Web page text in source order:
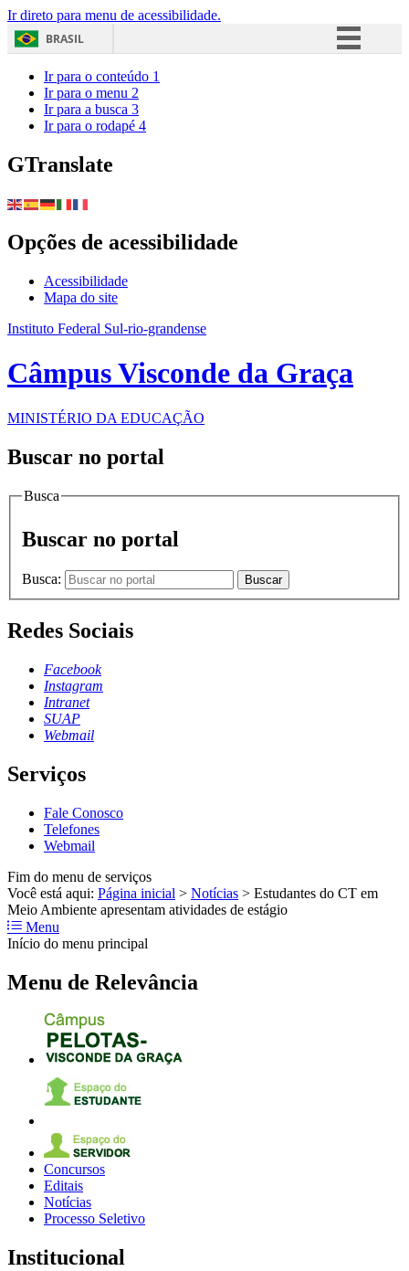
Ir direto para menu de acessibilidade.
BRASIL
Ir para o conteúdo 1
Ir para o menu 2
Ir para a busca 3
Ir para o rodapé 4
GTranslate
Opções de acessibilidade
Acessibilidade
Mapa do site
Instituto Federal Sul-rio-grandense
Câmpus Visconde da Graça
MINISTÉRIO DA EDUCAÇÃO
Buscar no portal
Busca
Buscar no portal
Busca: Buscar
Redes Sociais
Facebook
Instagram
Intranet
SUAP
Webmail
Serviços
Fale Conosco
Telefones
Webmail
Fim do menu de serviços
Você está aqui: Página inicial > Notícias > Estudantes do CT em
Meio Ambiente apresentam atividades de estágio
Menu
Início do menu principal
Menu de Relevância
Concursos
Editais
Notícias
Processo Seletivo
Institucional